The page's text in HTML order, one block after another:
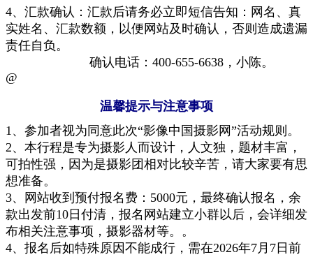
4、汇款确认：汇款后请务必立即短信告知：网名、真
实姓名、汇款数额，以便网站及时确认，否则造成遗漏
责任自负。
确认电话：400-655-6638 ，小陈。
@
温馨提示与注意事项
1、 参加者视为同意此次“影像中国摄影网”活动规则。
2、 本行程是专为摄影人而设计， 人文独 ，题材丰富，
可拍性强，因为是摄影团相对比较辛苦，请大家要有思
想准备。
3、
网站收到预付报名费：5000元 ， 最终确认报名 ， 余
款出发前10日付清 ， 报名网站建立小群以后， 会详细发
布相关注意事项 ， 摄影器材等。 。
4、 报名后如特殊原因不能成行，需在2026年7月7日前